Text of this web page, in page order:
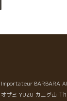
Importateur BARBARA
オザミ YUZU カニグ山